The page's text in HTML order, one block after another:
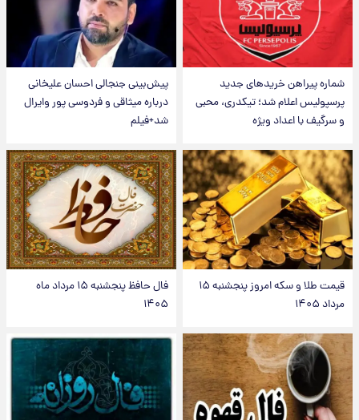
شماره پیراهن خریدهای جدید
پرسپولیس اعلام شد؛ تیکدری، محبی
و سرگیف با اعداد ویژه
پیش‌بینی جنجالی احسان علیخانی
درباره میثاقی و فردوسی پور وایرال
شد+فیلم
قیمت طلا و سکه امروز پنجشنبه ۱۵
مرداد ۱۴۰۵
فال حافظ پنجشنبه ۱۵ مرداد ماه
۱۴۰۵